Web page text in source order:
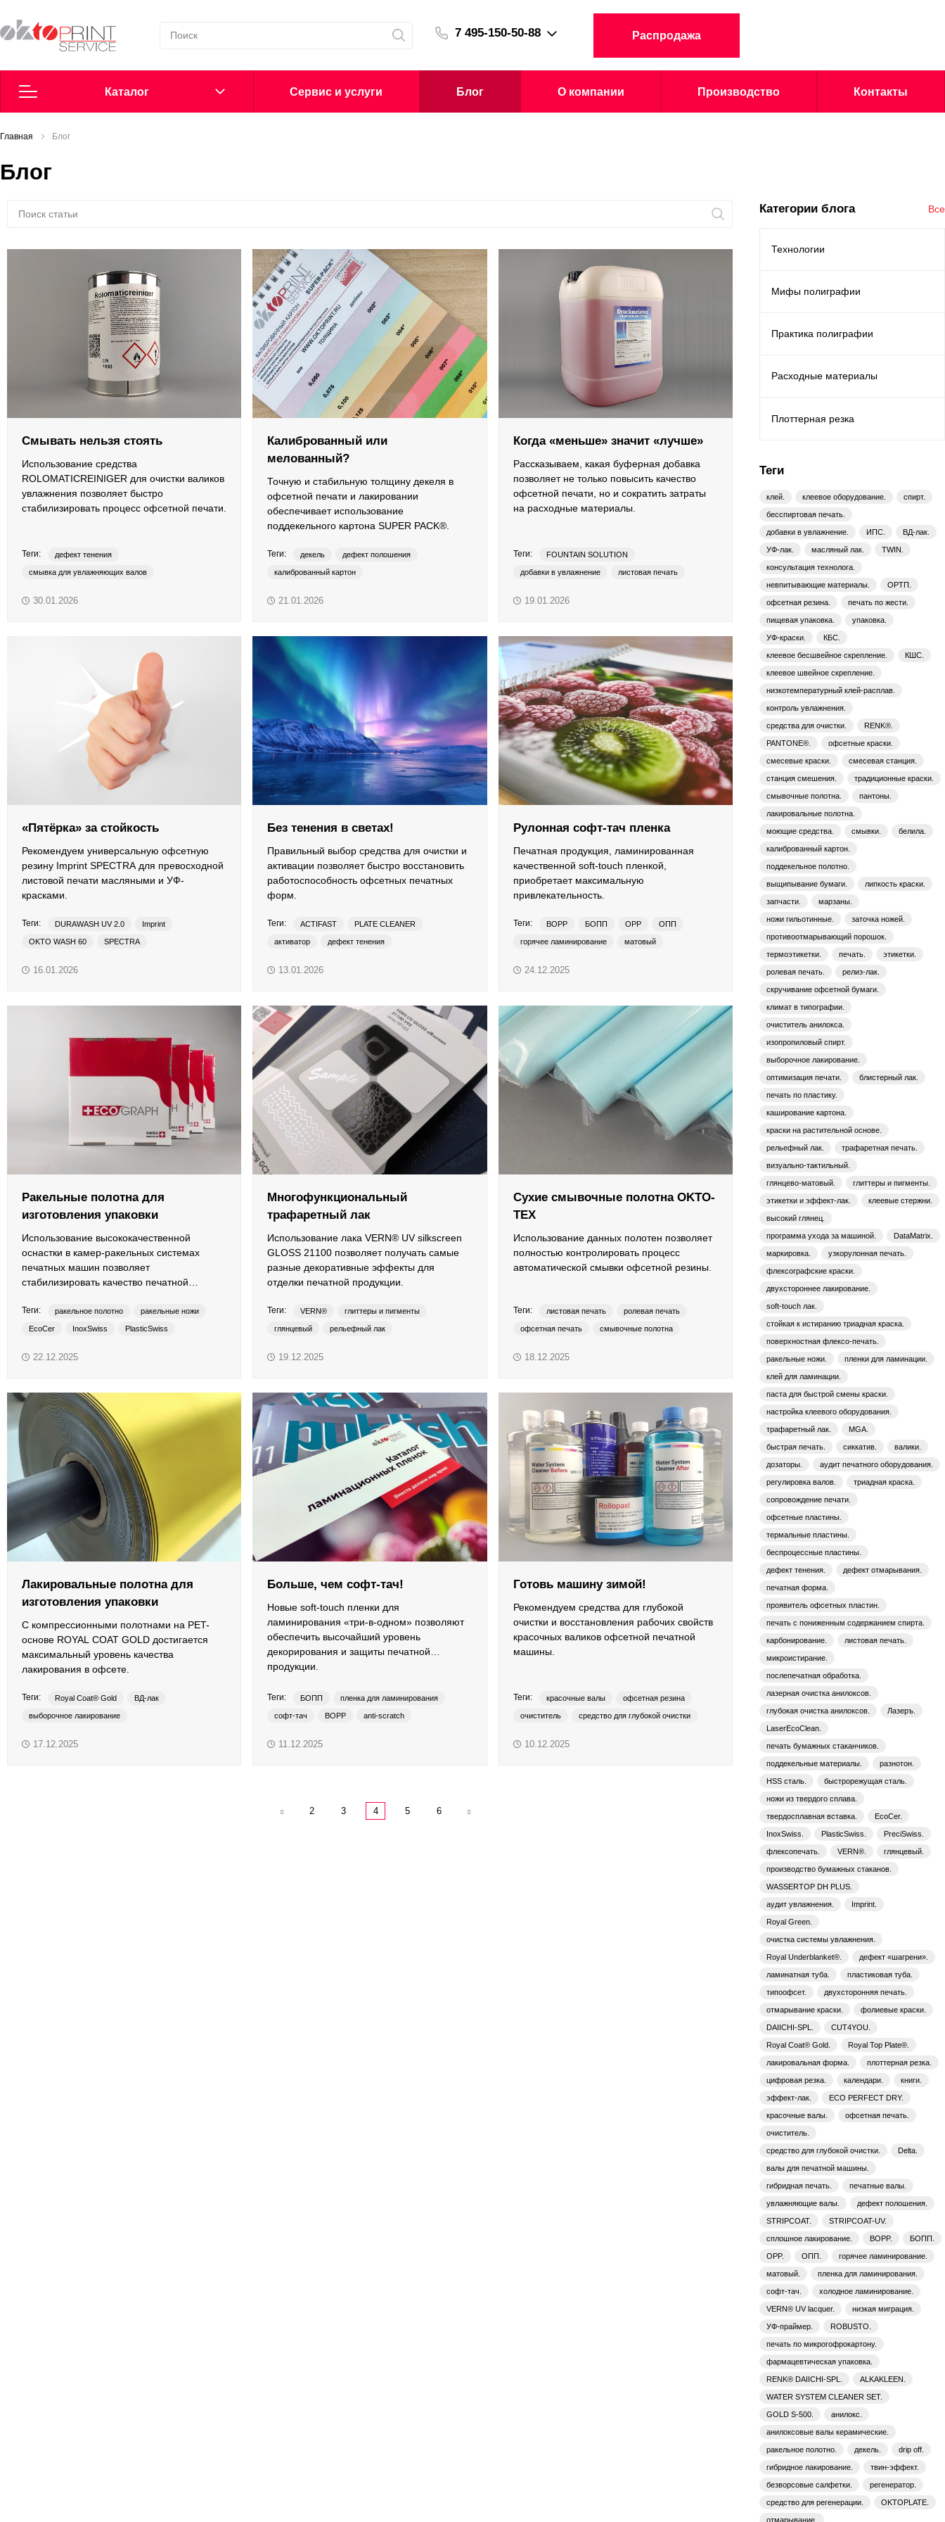
7 495-150-50-88 Распродажа
Каталог
Согласие на обработку персональных данных
Политика в области обработки персональных данных
Сообщить о нарушении
Добавки в увлажнение
Лакировальные полотна
Триадные краски
Лаки
Поддекельные материалы
Полотна для автоматической смывки и ручной очистки
Вспомогательные материалы
Клеи для упаковки
Приборы и средства контроля
Материалы для послепечатной обработки
Упаковочные материалы
Материалы для производства ротогравюрных цилиндров
Флексографские краски на водной основе
Cервис и услуги Блог О компании Производство Контакты
Главная Блог
Блог
Смывать нельзя стоять
Использование средства
ROLOMATICREINIGER для очистки валиков
увлажнения позволяет быстро
стабилизировать процесс офсетной печати.
Теги: дефект тенения
смывка для увлажняющих валов
30.01.2026
Калиброванный или
мелованный?
Точную и стабильную толщину декеля в
офсетной печати и лакировании
обеспечивает использование
поддекельного картона SUPER PACK®.
Теги: декель дефект полошения
калиброванный картон
21.01.2026
Когда «меньше» значит «лучше»
Рассказываем, какая буферная добавка
позволяет не только повысить качество
офсетной печати, но и сократить затраты
на расходные материалы.
Теги: FOUNTAIN SOLUTION
добавки в увлажнение листовая печать
19.01.2026
«Пятёрка» за стойкость
Рекомендуем универсальную офсетную
резину Imprint SPECTRA для превосходной
листовой печати масляными и УФ-
красками.
Теги: DURAWASH UV 2.0 Imprint
OKTO WASH 60 SPECTRA
16.01.2026
Без тенения в светах!
Правильный выбор средства для очистки и
активации позволяет быстро восстановить
работоспособность офсетных печатных
форм.
Теги: ACTIFAST PLATE CLEANER
активатор дефект тенения
13.01.2026
Рулонная софт-тач пленка
Печатная продукция, ламинированная
качественной soft-touch пленкой,
приобретает максимальную
привлекательность.
Теги: BOPP БОПП OPP ОПП
горячее ламинирование матовый
24.12.2025
Ракельные полотна для
изготовления упаковки
Использование высококачественной
оснастки в камер-ракельных системах
печатных машин позволяет
стабилизировать качество печатной
Теги: ракельное полотно ракельные ножи
EcoCer InoxSwiss PlasticSwiss
22.12.2025
Многофункциональный
трафаретный лак
Использование лака VERN® UV silkscreen
GLOSS 21100 позволяет получать самые
разные декоративные эффекты для
отделки печатной продукции.
Теги: VERN® глиттеры и пигменты
глянцевый рельефный лак
19.12.2025
Сухие смывочные полотна OKTO-
TEX
Использование данных полотен позволяет
полностью контролировать процесс
автоматической смывки офсетной резины.
Теги: листовая печать ролевая печать
офсетная печать смывочные полотна
18.12.2025
Лакировальные полотна для
изготовления упаковки
С компрессионными полотнами на PET-
основе ROYAL COAT GOLD достигается
максимальный уровень качества
лакирования в офсете.
Теги: Royal Coat® Gold ВД-лак
выборочное лакирование
17.12.2025
Больше, чем софт-тач!
Новые soft-touch пленки для
ламинирования «три-в-одном» позволяют
обеспечить высочайший уровень
декорирования и защиты печатной
продукции.
Теги: БОПП пленка для ламинирования
софт-тач BOPP anti-scratch
11.12.2025
Готовь машину зимой!
Рекомендуем средства для глубокой
очистки и восстановления рабочих свойств
красочных валиков офсетной печатной
машины.
Теги: красочные валы офсетная резина
очиститель средство для глубокой очистки
10.12.2025
2 3 4 5 6
Категории блога Все
Технологии
Мифы полиграфии
Практика полиграфии
Расходные материалы
Плоттерная резка
Теги
клей. клеевое оборудование. спирт.
бесспиртовая печать.
добавки в увлажнение. ИПС. ВД-лак.
УФ-лак. масляный лак. TWIN.
консультация технолога.
невпитывающие материалы. ОРТП.
офсетная резина. печать по жести.
пищевая упаковка. упаковка.
УФ-краски. КБС.
клеевое бесшвейное скрепление. КШС.
клеевое швейное скрепление.
низкотемпературный клей-расплав.
контроль увлажнения.
средства для очистки. RENK®.
PANTONE®. офсетные краски.
смесевые краски. смесевая станция.
станция смешения. традиционные краски.
смывочные полотна. пантоны.
лакировальные полотна.
моющие средства. смывки. белила.
калиброванный картон.
поддекельное полотно.
выщипывание бумаги. липкость краски.
запчасти. марзаны.
ножи гильотинные. заточка ножей.
противоотмарывающий порошок.
термоэтикетки. печать. этикетки.
ролевая печать. релиз-лак.
скручивание офсетной бумаги.
климат в типографии.
очиститель анилокса.
изопропиловый спирт.
выборочное лакирование.
оптимизация печати. блистерный лак.
печать по пластику.
каширование картона.
краски на растительной основе.
рельефный лак. трафаретная печать.
визуально-тактильный.
глянцево-матовый. глиттеры и пигменты.
этикетки и эффект-лак. клеевые стержни.
высокий глянец.
программа ухода за машиной. DataMatrix.
маркировка. узкорулонная печать.
флексографские краски.
двухстороннее лакирование.
soft-touch лак.
стойкая к истиранию триадная краска.
поверхностная флексо-печать.
ракельные ножи. пленки для ламинации.
клей для ламинации.
паста для быстрой смены краски.
настройка клеевого оборудования.
трафаретный лак. MGA.
быстрая печать. сиккатив. валики.
дозаторы. аудит печатного оборудования.
регулировка валов. триадная краска.
сопровождение печати.
офсетные пластины.
термальные пластины.
беспроцессные пластины.
дефект тенения. дефект отмарывания.
печатная форма.
проявитель офсетных пластин.
печать с пониженным содержанием спирта.
карбонирование. листовая печать.
микроистирание.
послепечатная обработка.
лазерная очистка анилоксов.
глубокая очистка анилоксов. Лазеръ.
LaserEcoClean.
печать бумажных стаканчиков.
поддекельные материалы. разнотон.
HSS сталь. быстрорежущая сталь.
ножи из твердого сплава.
твердосплавная вставка. EcoCer.
InoxSwiss. PlasticSwiss. PreciSwiss.
флексопечать. VERN®. глянцевый.
производство бумажных стаканов.
WASSERTOP DH PLUS.
аудит увлажнения. Imprint.
Royal Green.
очистка системы увлажнения.
Royal Underblanket®. дефект «шагрени».
ламинатная туба. пластиковая туба.
типоофсет. двухсторонняя печать.
отмарывание краски. фолиевые краски.
DAIICHI-SPL. CUT4YOU.
Royal Coat® Gold. Royal Top Plate®.
лакировальная форма. плоттерная резка.
цифровая резка. календари. книги.
эффект-лак. ECO PERFECT DRY.
красочные валы. офсетная печать.
очиститель.
средство для глубокой очистки. Delta.
валы для печатной машины.
гибридная печать. печатные валы.
увлажняющие валы. дефект полошения.
STRIPCOAT. STRIPCOAT-UV.
сплошное лакирование. BOPP. БОПП.
OPP. ОПП. горячее ламинирование.
матовый. пленка для ламинирования.
софт-тач. холодное ламинирование.
VERN® UV lacquer. низкая миграция.
УФ-праймер. ROBUSTO.
печать по микрогофрокартону.
фармацевтическая упаковка.
RENK® DAIICHI-SPL. ALKAKLEEN.
WATER SYSTEM CLEANER SET.
GOLD S-500. анилокс.
анилоксовые валы керамические.
ракельное полотно. декель. drip off.
гибридное лакирование. твин-эффект.
безворсовые салфетки. регенератор.
средство для регенерации. OKTOPLATE.
отмарывание.